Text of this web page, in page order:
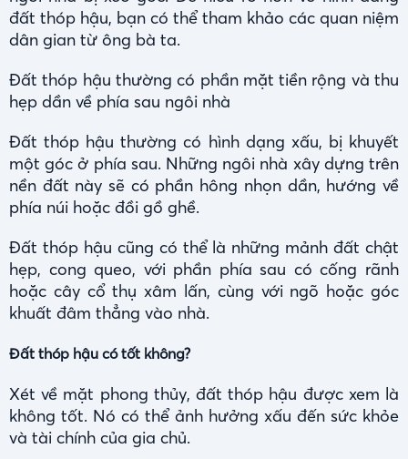
đất thóp hậu, bạn có thể tham khảo các quan niệm
dân gian từ ông bà ta.
Đất thóp hậu thường có phần mặt tiền rộng và thu
hẹp dần về phía sau ngôi nhà
Đất thóp hậu thường có hình dạng xấu, bị khuyết
một góc ở phía sau. Những ngôi nhà xây dựng trên
nền đất này sẽ có phần hông nhọn dần, hướng về
phía núi hoặc đồi gồ ghề.
Đất thóp hậu cũng có thể là những mảnh đất chật
hẹp, cong queo, với phần phía sau có cống rãnh
hoặc cây cổ thụ xâm lấn, cùng với ngõ hoặc góc
khuất đâm thẳng vào nhà.
Đất thóp hậu có tốt không?
Xét về mặt phong thủy, đất thóp hậu được xem là
không tốt. Nó có thể ảnh hưởng xấu đến sức khỏe
và tài chính của gia chủ.